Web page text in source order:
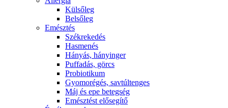
Külsőleg
Belsőleg
Emésztés
Székrekedés
Hasmenés
Hányás, hányinger
Puffadás, görcs
Probiotikum
Gyomorégés, savtúltenges
Máj és epe betegség
Emésztést elősegítő